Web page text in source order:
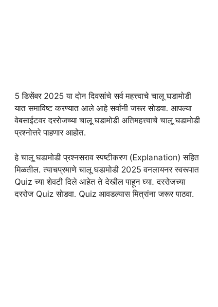
5 डिसेंबर 2025 या दोन दिवसांचे सर्व महत्त्वाचे चालू घडामोडी
यात समाविष्ट करण्यात आले आहे सर्वांनी जरूर सोडवा. आपल्या
वेबसाईटवर दररोजच्या चालू घडामोडी अतिमहत्त्वाचे चालू घडामोडी
प्रश्नोत्तरे पाहणार आहोत.
हे चालू घडामोडी प्रश्नसराव स्पष्टीकरण (Explanation) सहित
मिळतील. त्याचप्रमाणे चालू घडामोडी 2025 वनलायनर स्वरूपात
Quiz च्या शेवटी दिले आहेत ते देखील पाहून घ्या. दररोजच्या
दररोज Quiz सोडवा. Quiz आवडल्यास मित्रांना जरूर पाठवा.